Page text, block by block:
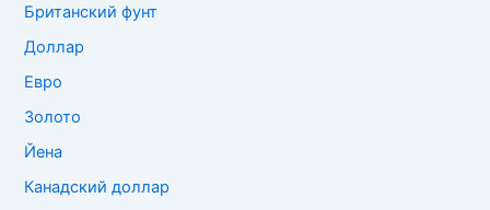
Британский фунт
Доллар
Евро
Золото
Йена
Канадский доллар